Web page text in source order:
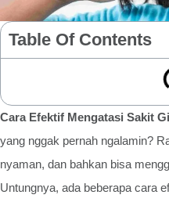
Table Of Contents
Cara Efektif Mengatasi Sakit
yang nggak pernah ngalamin?
nyaman, dan bahkan bisa
Untungnya, ada beberapa cara